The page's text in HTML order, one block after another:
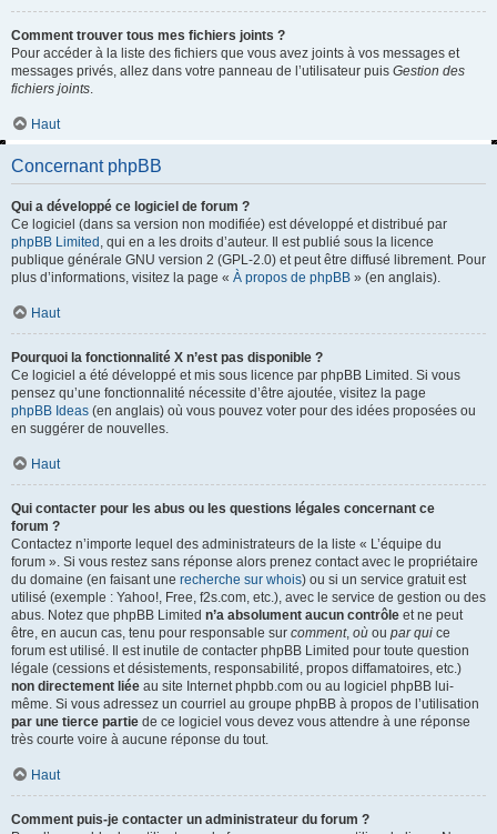
Comment trouver tous mes fichiers joints ?
Pour accéder à la liste des fichiers que vous avez joints à vos messages et
messages privés, allez dans votre panneau de l’utilisateur puis Gestion des
fichiers joints.
Haut
Concernant phpBB
Qui a développé ce logiciel de forum ?
Ce logiciel (dans sa version non modifiée) est développé et distribué par
phpBB Limited , qui en a les droits d’auteur. Il est publié sous la licence
publique générale GNU version 2 (GPL-2.0) et peut être diffusé librement. Pour
plus d’informations, visitez la page « À propos de phpBB » (en anglais).
Haut
Pourquoi la fonctionnalité X n’est pas disponible ?
Ce logiciel a été développé et mis sous licence par phpBB Limited. Si vous
pensez qu’une fonctionnalité nécessite d’être ajoutée, visitez la page
phpBB Ideas (en anglais) où vous pouvez voter pour des idées proposées ou
en suggérer de nouvelles.
Haut
Qui contacter pour les abus ou les questions légales concernant ce
forum ?
Contactez n’importe lequel des administrateurs de la liste « L’équipe du
forum ». Si vous restez sans réponse alors prenez contact avec le propriétaire
du domaine (en faisant une recherche sur whois) ou si un service gratuit est
utilisé (exemple : Yahoo!, Free, f2s.com, etc.), avec le service de gestion ou des
abus. Notez que phpBB Limited n’a absolument aucun contrôle et ne peut
être, en aucun cas, tenu pour responsable sur comment, où ou par qui ce
forum est utilisé. Il est inutile de contacter phpBB Limited pour toute question
légale (cessions et désistements, responsabilité, propos diffamatoires, etc.)
non directement liée au site Internet phpbb.com ou au logiciel phpBB lui-
même. Si vous adressez un courriel au groupe phpBB à propos de l’utilisation
par une tierce partie de ce logiciel vous devez vous attendre à une réponse
très courte voire à aucune réponse du tout.
Haut
Comment puis-je contacter un administrateur du forum ?